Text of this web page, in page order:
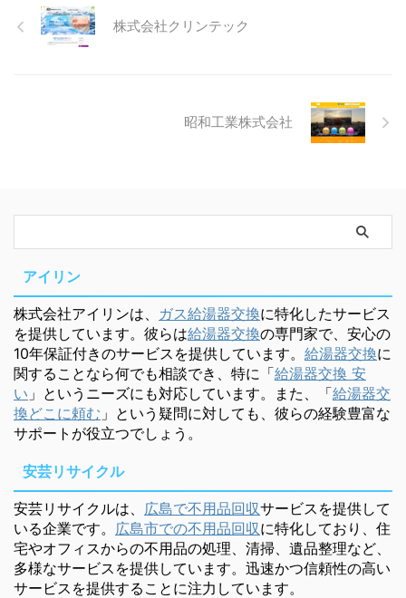
株式会社クリンテック
昭和工業株式会社
アイリン
株式会社アイリンは、 ガス給湯器交換に特化したサービス
を提供しています。彼らは給湯器交換の専門家で、安心の
10年保証付きのサービスを提供しています。 給湯器交換に
関することなら何でも相談でき、特に「給湯器交換 安
い 」というニーズにも対応しています。また、「給湯器交
換どこに頼む 」という疑問に対しても、彼らの経験豊富な
サポートが役立つでしょう。
安芸リサイクル
安芸リサイクルは、 広島で不用品回収サービスを提供して
いる企業です。 広島市での不用品回収に特化しており、住
宅やオフィスからの不用品の処理、清掃、遺品整理など、
多様なサービスを提供しています。迅速かつ信頼性の高い
サービスを提供することに注力しています。